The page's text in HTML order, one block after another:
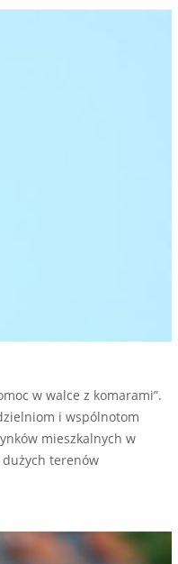
w walce z komarami”.
i wspólnotom
mieszkalnych w
terenów